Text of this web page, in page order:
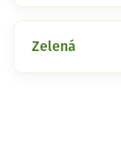
Zelená